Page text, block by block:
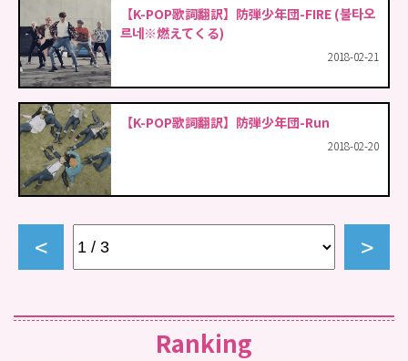
【K-POP歌詞翻訳】防弾少年団-FIRE (불타오
르네※燃えてくる)
2018-02-21
【K-POP歌詞翻訳】防弾少年団-Run
2018-02-20
Ranking